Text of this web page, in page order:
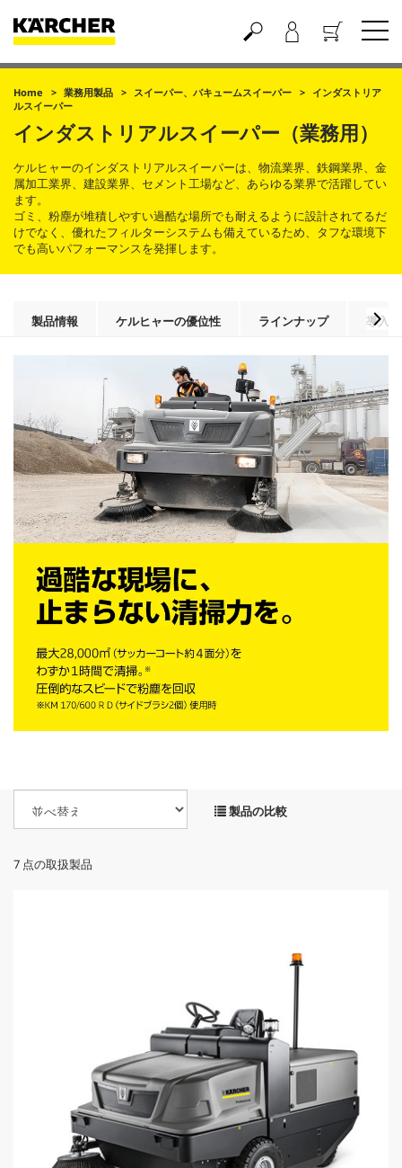
買い物かご
Home 業務用製品 スイーパー、バキュームスイーパー
インダストリア
ルスイーパー
インダストリアルスイーパー（業務用）
ケルヒャーのインダストリアルスイーパーは、物流業界、鉄鋼業界、金
属加工業界、建設業界、セメント工場など、あらゆる業界で活躍してい
ます。
ゴミ、粉塵が堆積しやすい過酷な場所でも耐えるように設計されてるだ
けでなく、優れたフィルターシステムも備えているため、タフな環境下
でも高いパフォーマンスを発揮します。
製品情報 ケルヒャーの優位性 ラインナップ 導入
製品の比較
7 点の取扱製品